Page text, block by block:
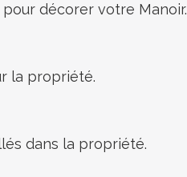
décorer votre Manoir.
la propriété.
dans la propriété.